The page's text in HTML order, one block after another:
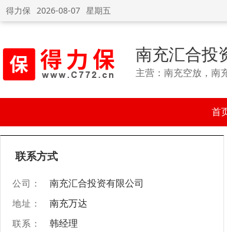
得力保 2026-08-07 星期五
南充汇合投
主营：南充空放，南
首
联系方式
公司： 南充汇合投资有限公司
地址： 南充万达
联系： 韩经理